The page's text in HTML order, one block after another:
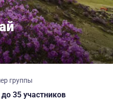
группы
до 35 участников